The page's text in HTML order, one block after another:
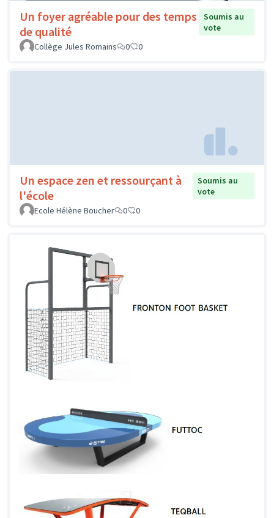
Un foyer agréable pour des temps
de qualité
Soumis au
vote
Collège Jules Romains
0 0
Un espace zen et ressourçant à
l'école
Soumis au
vote
Ecole Hélène Boucher
0 0